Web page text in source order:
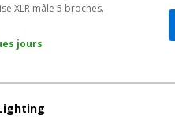
XLR mâle 5 broches.
jours